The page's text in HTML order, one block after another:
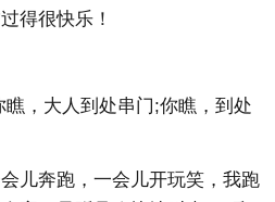
得很快乐！
，大人到处串门;你瞧，到处
儿奔跑，一会儿开玩笑，我跑